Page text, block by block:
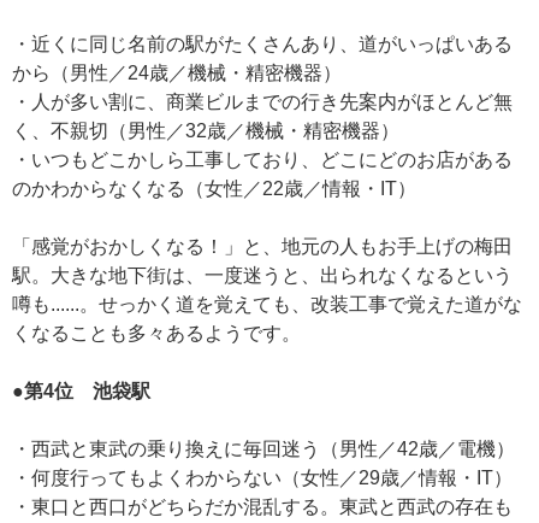
・近くに同じ名前の駅がたくさんあり、道がいっぱいある
から（男性／24歳／機械・精密機器）
・人が多い割に、商業ビルまでの行き先案内がほとんど無
く、不親切（男性／32歳／機械・精密機器）
・いつもどこかしら工事しており、どこにどのお店がある
のかわからなくなる（女性／22歳／情報・IT）
「感覚がおかしくなる！」と、地元の人もお手上げの梅田
駅。大きな地下街は、一度迷うと、出られなくなるという
噂も......。せっかく道を覚えても、改装工事で覚えた道がな
くなることも多々あるようです。
●第4位 池袋駅
・西武と東武の乗り換えに毎回迷う（男性／42歳／電機）
・何度行ってもよくわからない（女性／29歳／情報・IT）
・東口と西口がどちらだか混乱する。東武と西武の存在も